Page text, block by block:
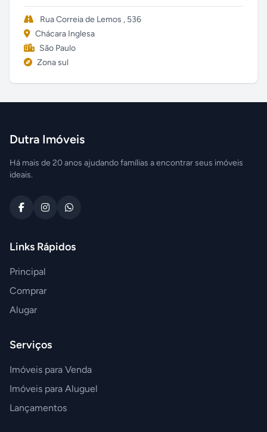
Rua Correia de Lemos , 536
Chácara Inglesa
São Paulo
Zona sul
Dutra Imóveis
Há mais de 20 anos ajudando famílias a encontrar seus imóveis
ideais.
Links Rápidos
Principal
Comprar
Alugar
Serviços
Imóveis para Venda
Imóveis para Aluguel
Lançamentos